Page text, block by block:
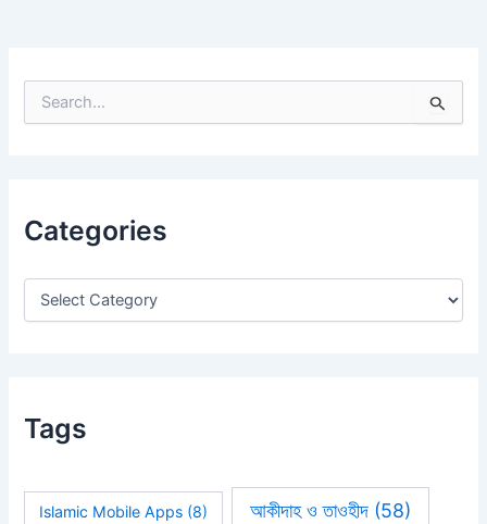
e
f
r
Categories
Tags
Islamic Mobile Apps (8) আকীদাহ ও তাওহীদ(58)